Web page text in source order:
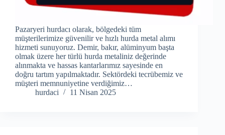
Pazaryeri hurdacı olarak, bölgedeki tüm
müşterilerimize güvenilir ve hızlı hurda metal alımı
hizmeti sunuyoruz. Demir, bakır, alüminyum başta
olmak üzere her türlü hurda metaliniz değerinde
alınmakta ve hassas kantarlarımız sayesinde en
doğru tartım yapılmaktadır. Sektördeki tecrübemiz ve
müşteri memnuniyetine verdiğimiz…
hurdaci
11 Nisan 2025